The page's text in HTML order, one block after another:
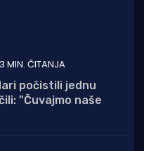
3 MIN. ČITANJA
počistili jednu
"Čuvajmo naše